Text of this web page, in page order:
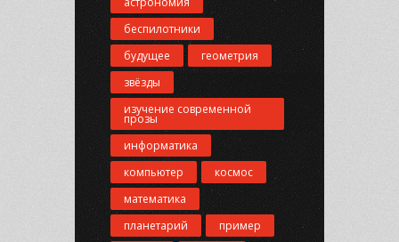
беспилотники
будущее
геометрия
звёзды
изучение современной
прозы
информатика
компьютер
космос
математика
планетарий
пример